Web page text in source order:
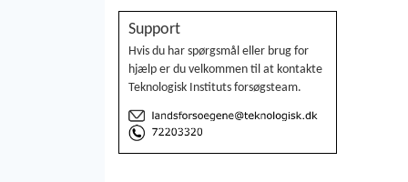
Support
Hvis du har spørgsmål eller brug for
hjælp er du velkommen til at kontakte
Teknologisk Instituts forsøgsteam.